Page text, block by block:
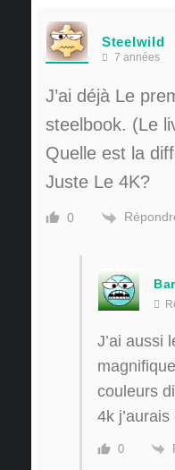
Steelwild
7 années
J’ai déjà Le
steelbook. (Le
Quelle est la
Juste Le 4K?
0
J’ai aussi
couleurs
4k
0